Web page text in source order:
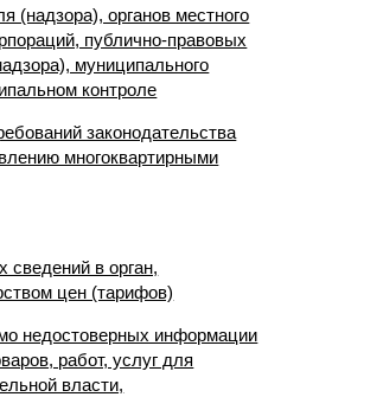
(надзора), органов местного
публично-правовых
муниципального
контроле
законодательства
многоквартирными
сведений в орган,
цен (тарифов)
недостоверных информации
работ, услуг для
власти,